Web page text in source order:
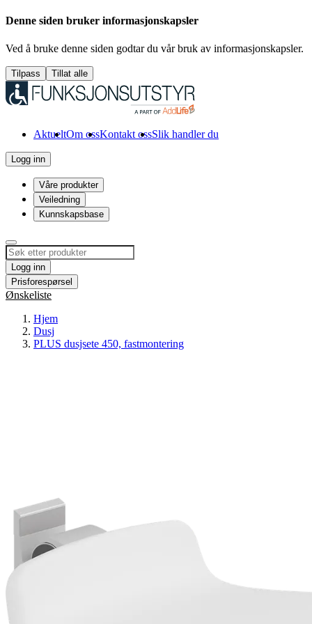
Denne siden bruker informasjonskapsler
Ved å bruke denne siden godtar du vår bruk av informasjonskapsler.
Tilpass Tillat alle
AktueltOm ossKontakt ossSlik handler du
Logg inn
Våre produkter
Veiledning
Kunnskapsbase
Logg inn
Prisforespørsel
Ønskeliste
Hjem
Dusj
PLUS dusjsete 450, fastmontering